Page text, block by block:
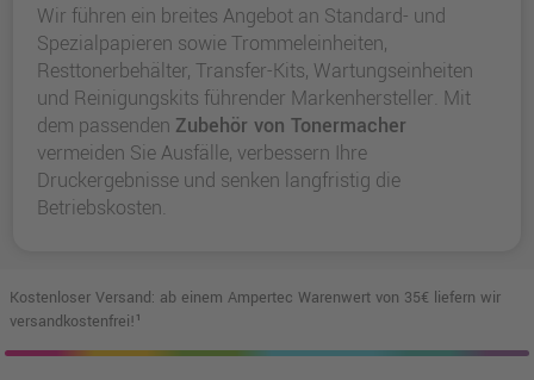
Wir führen ein breites Angebot an Standard- und
Spezialpapieren sowie Trommeleinheiten,
Resttonerbehälter, Transfer-Kits, Wartungseinheiten
und Reinigungskits führender Markenhersteller. Mit
dem passenden Zubehör von Tonermacher
vermeiden Sie Ausfälle, verbessern Ihre
Druckergebnisse und senken langfristig die
Betriebskosten.
Kostenloser Versand: ab einem Ampertec Warenwert von 35€ liefern wir
versandkostenfrei!¹